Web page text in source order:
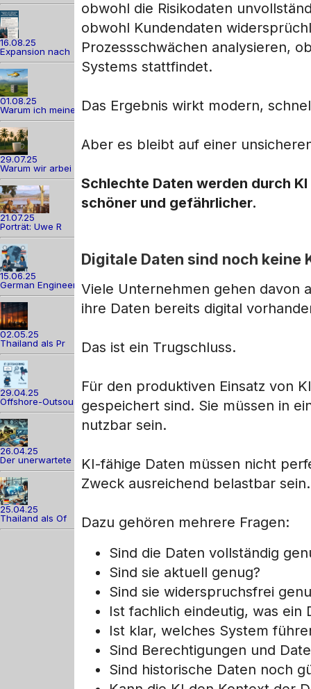
16.08.25
Expansion nach
01.08.25
Warum ich meine
29.07.25
Warum wir arbei
21.07.25
Porträt: Uwe R
15.06.25
German Engineer
02.05.25
Thailand als Pr
29.04.25
Offshore-Outsou
26.04.25
Der unerwartete
25.04.25
Thailand als Of
obwohl die Risikodaten
obwohl Kundendaten
Prozessschwächen analysieren,
Systems stattfindet.
Das Ergebnis wirkt modern,
Aber es bleibt auf einer
Schlechte Daten werden durch
schöner und gefährlicher.
Digitale Daten sind noch keine
Viele Unternehmen gehen davon
ihre Daten bereits digital
Das ist ein Trugschluss.
Für den produktiven Einsatz von
gespeichert sind. Sie müssen in
nutzbar sein.
KI-fähige Daten müssen nicht
Zweck ausreichend belastbar sein.
Dazu gehören mehrere Fragen:
Sind die Daten vollständig
Sind sie aktuell genug?
Sind sie widerspruchsfrei
Ist fachlich eindeutig, was ein
Ist klar, welches System
Sind Berechtigungen und
Sind historische Daten noch